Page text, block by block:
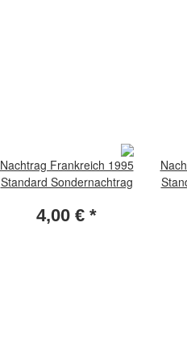
Nachtrag Frankreich 1995
Standard Sondernachtrag
4,00 € *